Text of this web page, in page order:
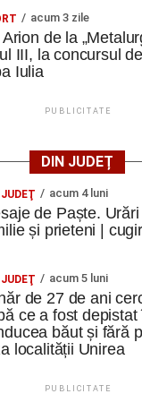
acum 3 zile
Arion de la
III, la concursul
Iulia
PUBLICITATE
DIN JUDEȚ
acum 4 luni
de Paște.
și prieteni |
acum 5 luni
de 27 de ani
ce a fost
băut și fără
localității Unirea
PUBLICITATE